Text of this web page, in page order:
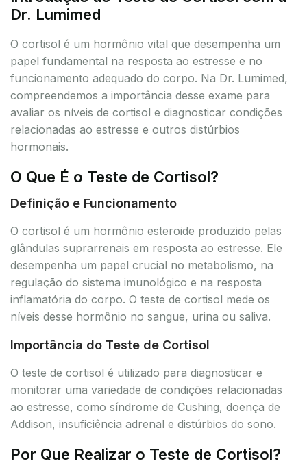
Dr. Lumimed
O cortisol é um hormônio vital que desempenha um
papel fundamental na resposta ao estresse e no
funcionamento adequado do corpo. Na Dr. Lumimed,
compreendemos a importância desse exame para
avaliar os níveis de cortisol e diagnosticar condições
relacionadas ao estresse e outros distúrbios
hormonais.
O Que É o Teste de Cortisol?
Definição e Funcionamento
O cortisol é um hormônio esteroide produzido pelas
glândulas suprarrenais em resposta ao estresse. Ele
desempenha um papel crucial no metabolismo, na
regulação do sistema imunológico e na resposta
inflamatória do corpo. O teste de cortisol mede os
níveis desse hormônio no sangue, urina ou saliva.
Importância do Teste de Cortisol
O teste de cortisol é utilizado para diagnosticar e
monitorar uma variedade de condições relacionadas
ao estresse, como síndrome de Cushing, doença de
Addison, insuficiência adrenal e distúrbios do sono.
Por Que Realizar o Teste de Cortisol?